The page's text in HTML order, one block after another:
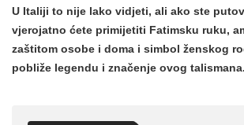
U Italiji to nije lako vidjeti, ali ako ste
vjerojatno ćete primijetiti Fatimsku ruku,
zaštitom osobe i doma i simbol ženskog
pobliže legendu i značenje ovog